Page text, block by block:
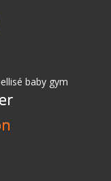
baby gym